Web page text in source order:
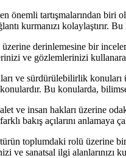
önemli tartışmalarından biri
kurmanızı kolaylaştırır.
derinlemesine bir
ve gözlemlerinizi
ve sürdürülebilirlik
Bu konularda,
ve insan hakları üzerine
bakış açılarını anlamaya
toplumdaki rolü üzerine bir
ve sanatsal ilgi alanlarınızı